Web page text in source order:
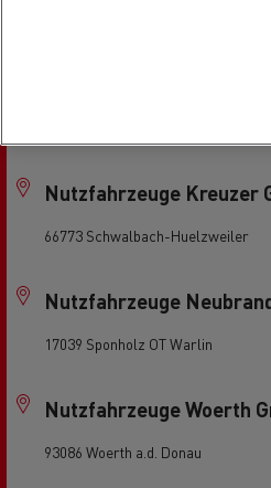
Nutzfahrzeuge Kreuzer
66773 Schwalbach-Huelzweiler
Nutzfahrzeuge
17039 Sponholz OT Warlin
Nutzfahrzeuge Woerth
93086 Woerth a.d. Donau